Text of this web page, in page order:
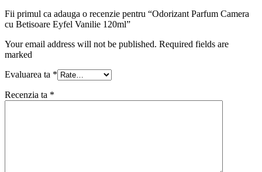
Fii primul ca adauga o recenzie pentru “Odorizant Parfum Camera
cu Betisoare Eyfel Vanilie 120ml”
Your email address will not be published. Required fields are
marked
Evaluarea ta *
Recenzia ta *